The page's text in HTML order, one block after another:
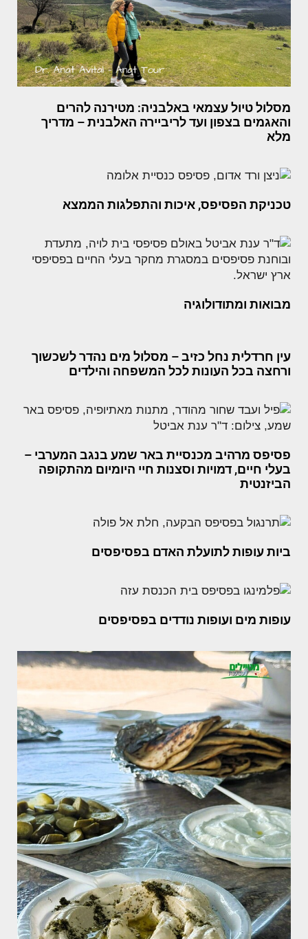
מסלול טיול עצמאי באלבניה: מטירנה להרים
והאגמים בצפון ועד לריביירה האלבנית – מדריך
מלא
טכניקת הפסיפס, איכות והתפלגות הממצא
מבואות ומתודולוגיה
עין חרדלית נחל כזיב – מסלול מים נהדר לשכשוך
ורחצה בכל העונות לכל המשפחה והילדים
פסיפס מרהיב מכנסיית באר שמע בנגב המערבי –
בעלי חיים, דמויות וסצנות חיי היומיום מהתקופה
הביזנטית
ביות עופות לתועלת האדם בפסיפסים
עופות מים ועופות נודדים בפסיפסים